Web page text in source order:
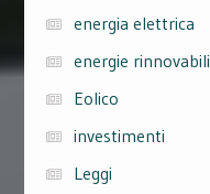
energia elettrica
energie rinnovabili
Eolico
investimenti
Leggi